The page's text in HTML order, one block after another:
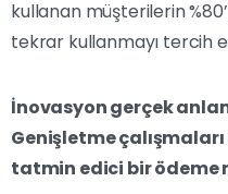
kullanan müşterilerin
tekrar kullanmayı tercih
İnovasyon gerçek
Genişletme
tatmin edici bir ödeme